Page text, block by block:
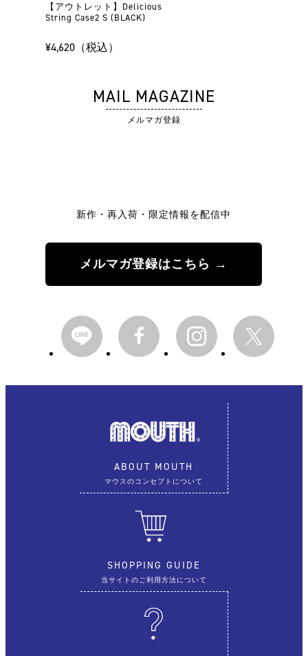
【アウトレット】Delicious
String Case2 S (BLACK)
¥4,620（税込）
MAIL MAGAZINE
メルマガ登録
新作・再入荷・限定情報を配信中
メルマガ登録はこちら →
ABOUT MOUTH
マウスのコンセプトについて
SHOPPING GUIDE
当サイトのご利用方法について